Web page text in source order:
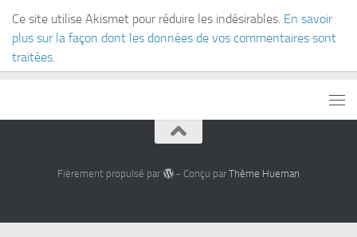
Ce site utilise Akismet pour réduire les indésirables. En savoir
plus sur la façon dont les données de vos commentaires sont
traitées.
Fièrement propulsé par - Conçu par Thème Hueman